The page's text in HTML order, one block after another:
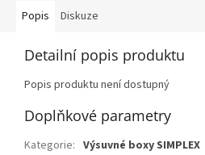
Popis Diskuze
Detailní popis produktu
Popis produktu není dostupný
Doplňkové parametry
Kategorie: Výsuvné boxy SIMPLEX